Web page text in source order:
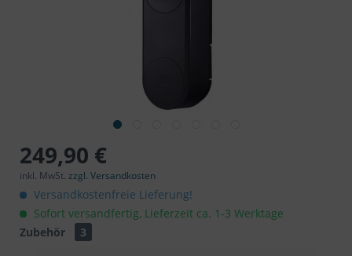
249,90 €
inkl. MwSt. zzgl. Versandkosten
Versandkostenfreie Lieferung!
Sofort versandfertig, Lieferzeit ca. 1-3 Werktage
Zubehör
3